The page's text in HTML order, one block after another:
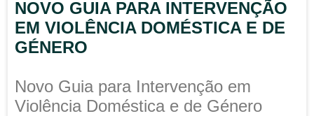
NOVO GUIA PARA INTERVENÇÃO
EM VIOLÊNCIA DOMÉSTICA E DE
GÉNERO
Novo Guia para Intervenção em
Violência Doméstica e de Género